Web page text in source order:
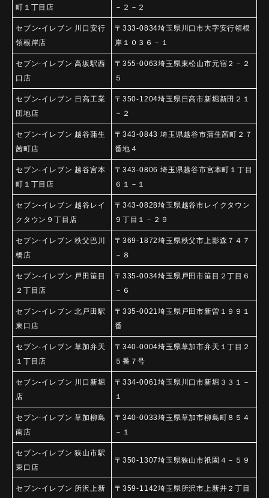
町１丁目店
－２－２
セブン-イレブン 川口安行
領根岸店
〒333-0834埼玉県川口市大字安行領根
岸１０３６－１
セブン-イレブン 高坂駅西
口店
〒355-0063埼玉県東松山市元宿２－２
５
セブン-イレブン 日高工業
団地店
〒350-1204埼玉県日高市新堀新田２１
－２
セブン-イレブン 越谷蒲生
茜町店
〒343-0843 埼玉県越谷市蒲生茜町２７
番地４
セブン-イレブン 越谷宮本
町１丁目店
〒343-0806 埼玉県越谷市宮本町１丁目
６１－１
セブン-イレブン 越谷レイ
クタウン９丁目店
〒343-0828埼玉県越谷市レイクタウン
９丁目１－２９
セブン-イレブン 秩父巴川
橋店
〒369-1872埼玉県秩父市上影森７４７
－８
セブン-イレブン 戸田笹目
２丁目店
〒335-0034埼玉県戸田市笹目２丁目６
－６
セブン-イレブン 北戸田駅
東口店
〒335-0021埼玉県戸田市新曽１９９１
番
セブン-イレブン 草加弁天
１丁目店
〒340-0004埼玉県草加市弁天１丁目２
５番７号
セブン-イレブン 川口新堀
店
〒334-0061埼玉県川口市新堀３３１－
１
セブン-イレブン 草加柳島
南店
〒340-0033埼玉県草加市柳島町８５４
－１
セブン-イレブン 狭山市駅
東口店
〒350-1307埼玉県狭山市祇園４－５９
セブン-イレブン 所沢上新
〒359-1142埼玉県所沢市上新井２丁目